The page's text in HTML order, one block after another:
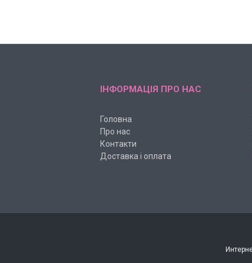
ІНФОРМАЦІЯ ПРО НАС
Головна
Про нас
Контакти
Доставка і оплата